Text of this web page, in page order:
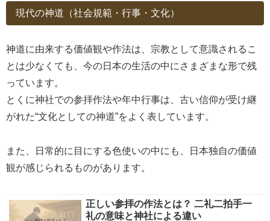
現代の神道（社会規範・行事・文化）
神道に由来する価値観や作法は、宗教として意識されるこ
とは少なくても、今の日本の生活の中にさまざまな形で残
っています。
とくに神社での参拝作法や年中行事は、古い信仰が受け継
がれた“文化としての神道”をよく表しています。
また、日常的に目にする色使いの中にも、日本独自の価値
観が感じられるものがあります。
正しい参拝の作法とは？ 二礼二拍手一
礼の意味と神社による違い